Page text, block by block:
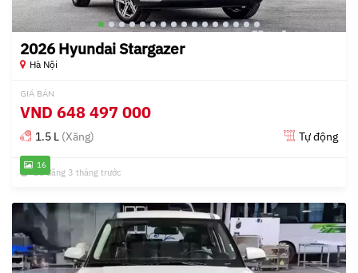
16
2026 Hyundai Stargazer
Hà Nội
GIÁ BÁN
VND 648 497 000
1.5 L (Xăng) Tự động
Đã đăng 3 tháng trước